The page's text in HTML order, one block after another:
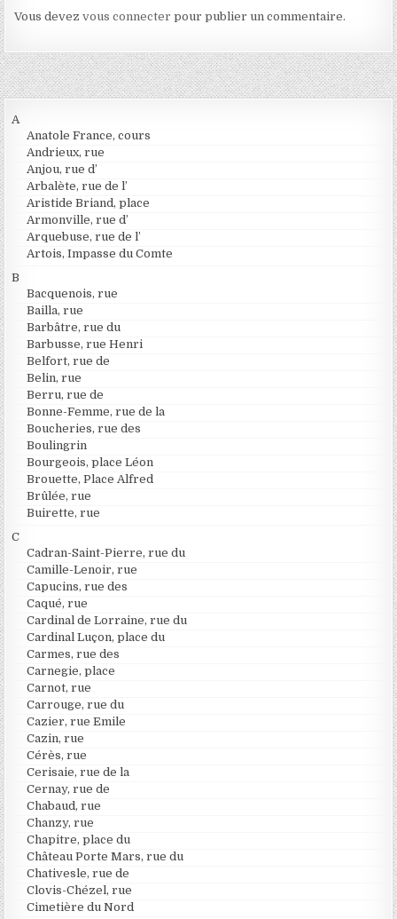
Vous devezvous connecter pour publier un commentaire.
A
Anatole France, cours
Andrieux, rue
Anjou, rue d’
Arbalète, rue de l’
Aristide Briand, place
Armonville, rue d’
Arquebuse, rue de l’
Artois, Impasse du Comte
B
Bacquenois, rue
Bailla, rue
Barbâtre, rue du
Barbusse, rue Henri
Belfort, rue de
Belin, rue
Berru, rue de
Bonne-Femme, rue de la
Boucheries, rue des
Boulingrin
Bourgeois, place Léon
Brouette, Place Alfred
Brûlée, rue
Buirette, rue
C
Cadran-Saint-Pierre, rue du
Camille-Lenoir, rue
Capucins, rue des
Caqué, rue
Cardinal de Lorraine, rue du
Cardinal Luçon, place du
Carmes, rue des
Carnegie, place
Carnot, rue
Carrouge, rue du
Cazier, rue Emile
Cazin, rue
Cérès, rue
Cerisaie, rue de la
Cernay, rue de
Chabaud, rue
Chanzy, rue
Chapitre, place du
Château Porte Mars, rue du
Chativesle, rue de
Clovis-Chézel, rue
Cimetière du Nord